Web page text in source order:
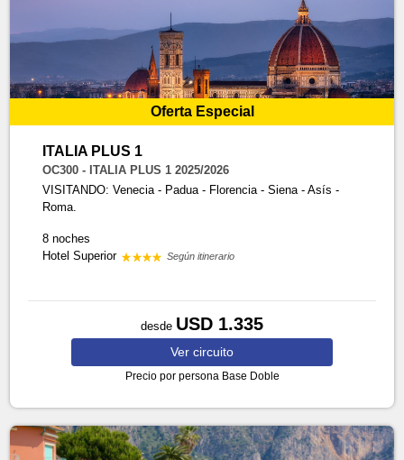
Oferta Especial
ITALIA PLUS 1
OC300 - ITALIA PLUS 1 2025/2026
VISITANDO: Venecia - Padua - Florencia - Siena - Asís -
Roma.
8 noches
Hotel Superior
Según itinerario
desde USD 1.335
Ver circuito
Precio por persona Base Doble